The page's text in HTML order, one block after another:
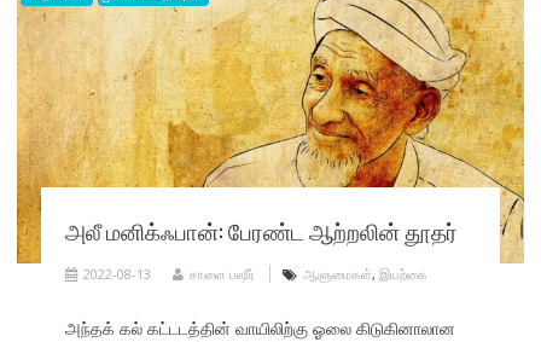
அலீ மனிக்ஃபான்: பேரண்ட ஆற்றலின் தூதர்
2022-08-13 சாளை பஷீர் ஆளுமைகள், இயற்கை
அந்தக் கல் கட்டடத்தின் வாயிலிற்கு ஓலை கிடுகினாலான